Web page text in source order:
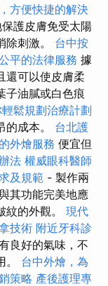
方便快捷的解決
護皮膚免受太陽
除刺激。 台中按
平的法律服務 據
還可以使皮膚柔
子油膩或白色痕
鬆規劃治療計劃
的成本。 台北護
外燴服務 便宜但
法 權威眼科醫師
及規範 - 製作兩
其功能完美地應
紋的外觀。 現代
技術 附近牙科診
良好的氣味，不
。 台中外燴，為
策略 產後護理專